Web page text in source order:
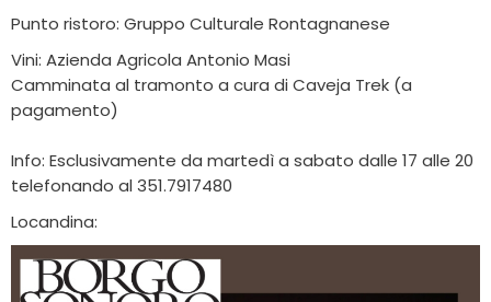
Punto ristoro: Gruppo Culturale Rontagnanese
Vini: Azienda Agricola Antonio Masi
Camminata al tramonto a cura di Caveja Trek (a
pagamento)
Info: Esclusivamente da martedì a sabato dalle 17 alle 20
telefonando al 351.7917480
Locandina: